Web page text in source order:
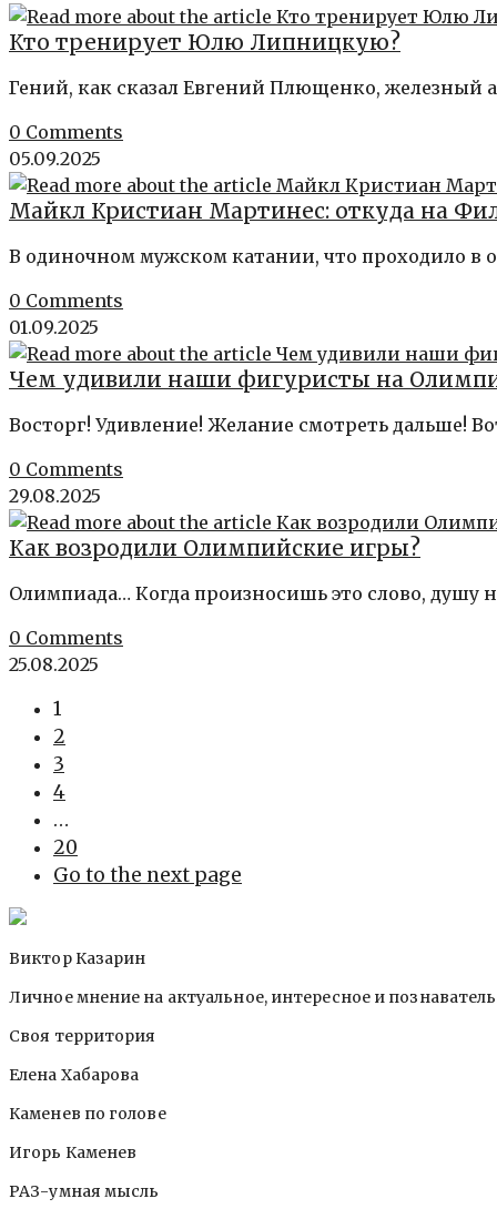
Кто тренирует Юлю Липницкую?
Гений, как сказал Евгений Плющенко, железный
0 Comments
05.09.2025
Майкл Кристиан Мартинес: откуда на
В одиночном мужском катании, что проходило в
0 Comments
01.09.2025
Чем удивили наши фигуристы на
Восторг! Удивление! Желание смотреть дальше!
0 Comments
29.08.2025
Как возродили Олимпийские игры?
Олимпиада… Когда произносишь это слово, душу
0 Comments
25.08.2025
1
2
3
4
…
20
Go to the next page
Виктор Казарин
Личное мнение на актуальное, интересное и
Своя территория
Елена Хабарова
Каменев по голове
Игорь Каменев
РАЗ-умная мысль